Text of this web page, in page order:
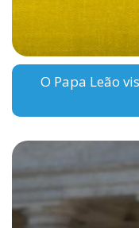
O Papa Leão